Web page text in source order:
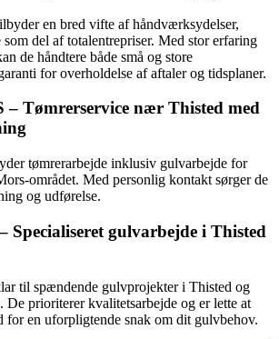
en bred vifte af håndværksydelser,
del af totalentrepriser. Med stor erfaring
de håndtere både små og store
for overholdelse af aftaler og tidsplaner.
– Tømrerservice nær Thisted med
tømrerarbejde inklusiv gulvarbejde for
området. Med personlig kontakt sørger de
og udførelse.
Specialiseret gulvarbejde i Thisted
til spændende gulvprojekter i Thisted og
De prioriterer kvalitetsarbejde og er lette at
for en uforpligtende snak om dit gulvbehov.